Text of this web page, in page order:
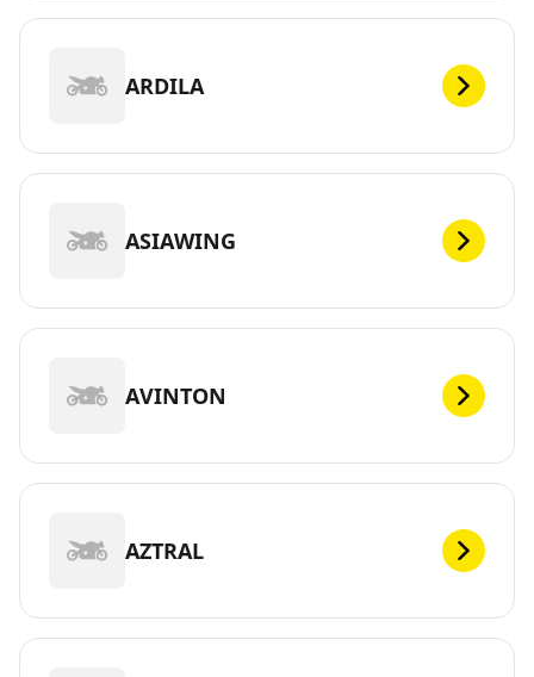
ARDILA
ASIAWING
AVINTON
AZTRAL